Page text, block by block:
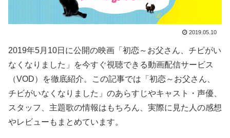
2019.05.10
2019年5月10日に公開の映画「初恋～お父さん、チビがい
なくなりました」を今すぐ視聴できる動画配信サービス
（VOD）を徹底紹介。この記事では「初恋～お父さん、
チビがいなくなりました」のあらすじやキャスト・声優、
スタッフ、主題歌の情報はもちろん、実際に見た人の感想
やレビューもまとめています。